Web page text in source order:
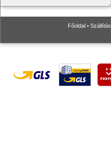
Főoldal • Szállítás